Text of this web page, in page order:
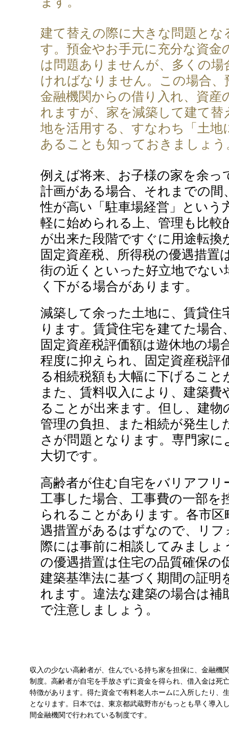
建て替えの際に大きな問題とな
す。預金やお手元に充分な資金
は問題ありませんが、多くの場
ければなりません。この場合
金融機関からの借り入れ、資産
れますが、家を減築して建て替
地を活用する、すなわち「土地
あることも知っておきましょう
例えば将来、お子様の家を余っ
計画がある場合、それまでの間
性が高い「駐車場経営」という
軽に始められる上、管理も比較
が出来た段階ですぐに用途転換
固定資産税、所得税の優遇措置
街の近くといった好立地でない
く下がる場合があります。
減築して余った土地に、賃貸住
ります。賃貸住宅を建てた場
固定資産税評価額は遊休地の場
程度に抑えられ、固定資産税評
る相続税額も大幅に下げること
また、賃料収入により、建築費
ることが出来ます。但し、建物
管理の負担、また相続が発生し
さが問題となります。専門家
大切です。
高齢者が住む自宅をバリアフリ
工事した場合、工事費の一部を
られることがあります。各市
遇措置があるはずなので、リフ
際には事前に相談してみまし
の優遇措置は住宅の品質確保の
建築基準法に基づく期間の証明
れます。違法な建築の場合は補
で注意しましょう。
収入の少ない高齢者が、住んでいる持ち家を担保に、金融機
制度。高齢者が自宅を手放さずに資金を得られ、借入金は死
特徴があります。得た資金で有料老人ホームに入所したり、
となります。日本では、東京都武蔵野市がもっとも早く導入
間金融機関で行われている制度です。